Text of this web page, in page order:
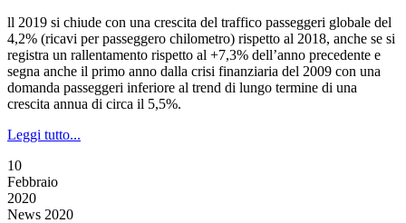
ll 2019 si chiude con una crescita del traffico passeggeri globale del
4,2% (ricavi per passeggero chilometro) rispetto al 2018, anche se si
registra un rallentamento rispetto al +7,3% dell’anno precedente e
segna anche il primo anno dalla crisi finanziaria del 2009 con una
domanda passeggeri inferiore al trend di lungo termine di una
crescita annua di circa il 5,5%.
Leggi tutto...
10
Febbraio
2020
News 2020